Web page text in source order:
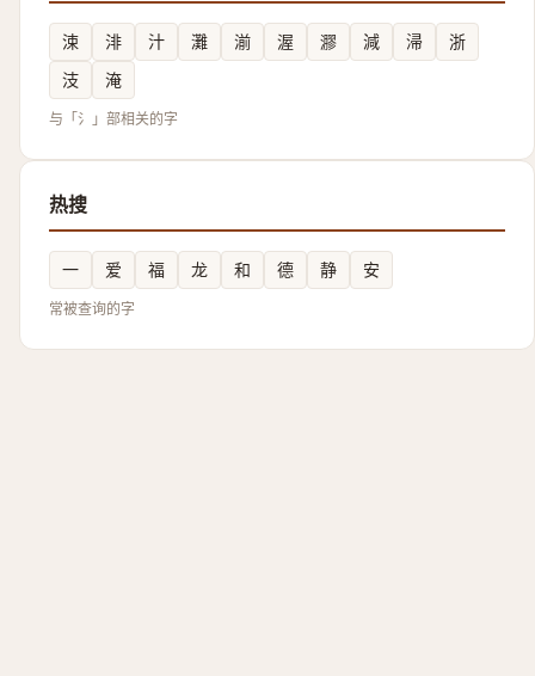
涑 渄 汁 灘 湔 渥 㶀 減 㴆
浙
汥
淹
与「氵」部相关的字
热搜
一 爱 福 龙 和 德 静 安
常被查询的字